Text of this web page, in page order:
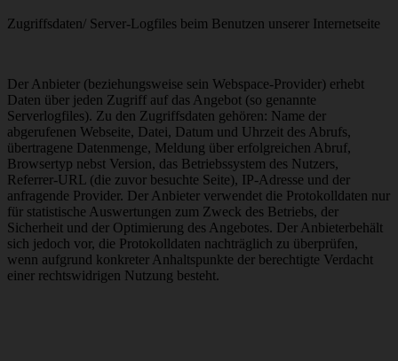
Zugriffsdaten/ Server-Logfiles beim Benutzen unserer Internetseite
Der Anbieter (beziehungsweise sein Webspace-Provider) erhebt
Daten über jeden Zugriff auf das Angebot (so genannte
Serverlogfiles). Zu den Zugriffsdaten gehören: Name der
abgerufenen Webseite, Datei, Datum und Uhrzeit des Abrufs,
übertragene Datenmenge, Meldung über erfolgreichen Abruf,
Browsertyp nebst Version, das Betriebssystem des Nutzers,
Referrer-URL (die zuvor besuchte Seite), IP-Adresse und der
anfragende Provider. Der Anbieter verwendet die Protokolldaten nur
für statistische Auswertungen zum Zweck des Betriebs, der
Sicherheit und der Optimierung des Angebotes. Der Anbieterbehält
sich jedoch vor, die Protokolldaten nachträglich zu überprüfen,
wenn aufgrund konkreter Anhaltspunkte der berechtigte Verdacht
einer rechtswidrigen Nutzung besteht.